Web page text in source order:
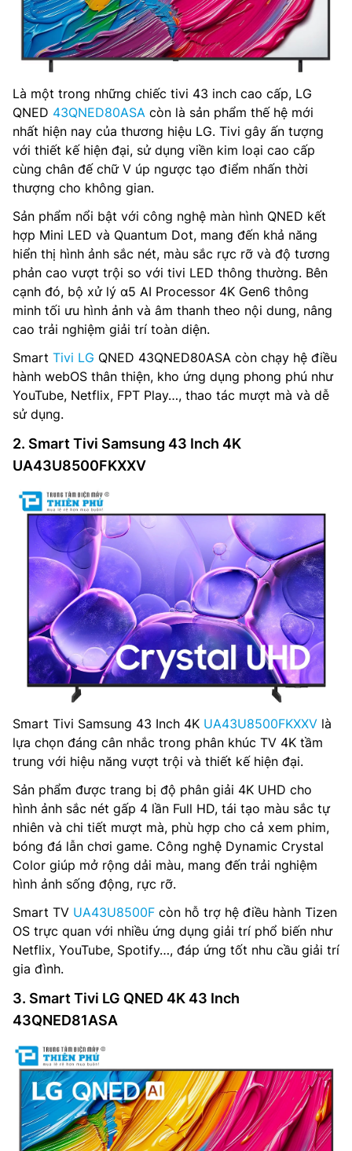
Là một trong những chiếc tivi 43 inch cao cấp, LG
QNED 43QNED80ASA còn là sản phẩm thế hệ mới
nhất hiện nay của thương hiệu LG. Tivi gây ấn tượng
với thiết kế hiện đại, sử dụng viền kim loại cao cấp
cùng chân đế chữ V úp ngược tạo điểm nhấn thời
thượng cho không gian.
Sản phẩm nổi bật với công nghệ màn hình QNED kết
hợp Mini LED và Quantum Dot, mang đến khả năng
hiển thị hình ảnh sắc nét, màu sắc rực rỡ và độ tương
phản cao vượt trội so với tivi LED thông thường. Bên
cạnh đó, bộ xử lý α5 AI Processor 4K Gen6 thông
minh tối ưu hình ảnh và âm thanh theo nội dung, nâng
cao trải nghiệm giải trí toàn diện.
Smart Tivi LG QNED 43QNED80ASA còn chạy hệ điều
hành webOS thân thiện, kho ứng dụng phong phú như
YouTube, Netflix, FPT Play…, thao tác mượt mà và dễ
sử dụng.
2. Smart Tivi Samsung 43 Inch 4K
UA43U8500FKXXV
Smart Tivi Samsung 43 Inch 4K UA43U8500FKXXV là
lựa chọn đáng cân nhắc trong phân khúc TV 4K tầm
trung với hiệu năng vượt trội và thiết kế hiện đại.
Sản phẩm được trang bị độ phân giải 4K UHD cho
hình ảnh sắc nét gấp 4 lần Full HD, tái tạo màu sắc tự
nhiên và chi tiết mượt mà, phù hợp cho cả xem phim,
bóng đá lẫn chơi game. Công nghệ Dynamic Crystal
Color giúp mở rộng dải màu, mang đến trải nghiệm
hình ảnh sống động, rực rỡ.
Smart TV UA43U8500F còn hỗ trợ hệ điều hành Tizen
OS trực quan với nhiều ứng dụng giải trí phổ biến như
Netflix, YouTube, Spotify…, đáp ứng tốt nhu cầu giải trí
gia đình.
3. Smart Tivi LG QNED 4K 43 Inch
43QNED81ASA